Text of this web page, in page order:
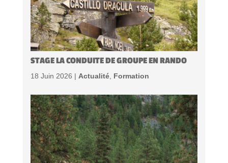
STAGE LA CONDUITE DE GROUPE EN RANDO
18 Juin 2026 | Actualité, Formation